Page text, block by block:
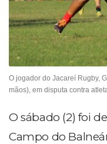
O jogador do Jacareí Rugby,
mãos), em disputa contra
O sábado (2) foi
Campo do